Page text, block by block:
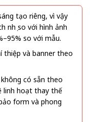
tạo riêng, vì vậy
nhẹ so với hình ảnh
so với mẫu.
thiệp và banner theo
có sẵn theo
linh hoạt thay thế
form và phong